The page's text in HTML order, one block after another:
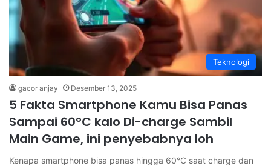
Teknologi
gacor anjay Desember 13, 2025
5 Fakta Smartphone Kamu Bisa Panas
Sampai 60°C kalo Di-charge Sambil
Main Game, ini penyebabnya loh
Kenapa smartphone bisa panas hingga 60°C saat charge dan